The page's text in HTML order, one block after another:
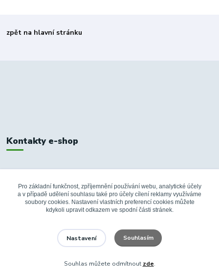
zpět na hlavní stránku
Kontakty e-shop
+420 326 748 155
info@fanshopbkboleslav.cz
Pro základní funkčnost, zpříjemnění používání webu, analytické účely
a v případě udělení souhlasu také pro účely cílení reklamy využíváme
soubory cookies. Nastavení vlastních preferencí cookies můžete
kdykoli upravit odkazem ve spodní části stránek.
Nastavení Souhlasím
Souhlas můžete odmítnout zde.